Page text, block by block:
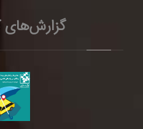
گزارش‌های